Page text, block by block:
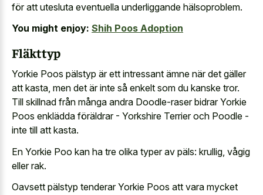
för att utesluta eventuella underliggande hälsoproblem.
You might enjoy: Shih Poos Adoption
Fläkttyp
Yorkie Poos pälstyp är ett intressant ämne när det gäller
att kasta, men det är inte så enkelt som du kanske tror.
Till skillnad från många andra Doodle-raser bidrar Yorkie
Poos enklädda föräldrar - Yorkshire Terrier och Poodle -
inte till att kasta.
En Yorkie Poo kan ha tre olika typer av päls: krullig, vågig
eller rak.
Oavsett pälstyp tenderar Yorkie Poos att vara mycket